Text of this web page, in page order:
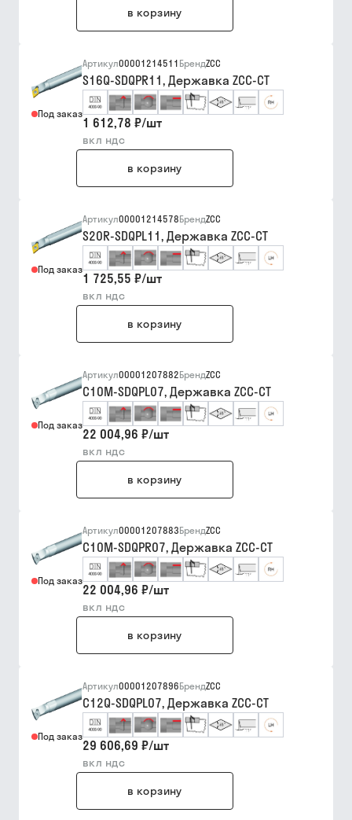
в корзину
Под заказ
Артикул00001214511 БрендZCC
S16Q-SDQPR11, Державка ZCC-CT
1 612,78 ₽/шт
вкл ндс
в корзину
Под заказ
Артикул00001214578БрендZCC
S20R-SDQPL11, Державка ZCC-CT
1 725,55 ₽/шт
вкл ндс
в корзину
Под заказ
Артикул00001207882БрендZCC
C10M-SDQPL07, Державка ZCC-CT
22 004,96 ₽/шт
вкл ндс
в корзину
Под заказ
Артикул00001207883БрендZCC
C10M-SDQPR07, Державка ZCC-CT
22 004,96 ₽/шт
вкл ндс
в корзину
Под заказ
Артикул00001207896БрендZCC
C12Q-SDQPL07, Державка ZCC-CT
29 606,69 ₽/шт
вкл ндс
в корзину